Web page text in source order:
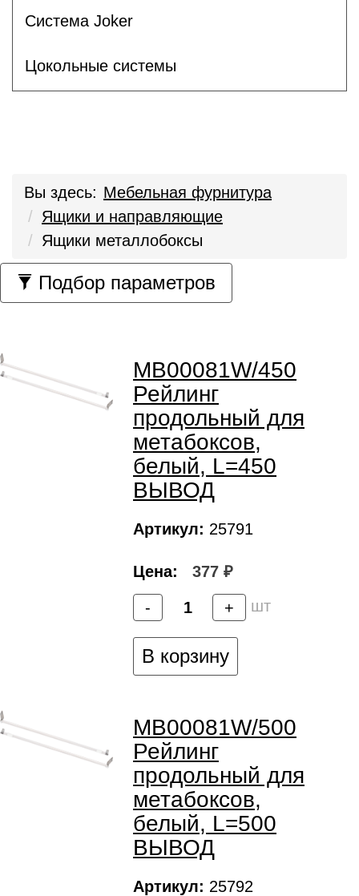
Система Joker
Цокольные системы
Вы здесь: Мебельная фурнитура
Ящики и направляющие
Ящики металлобоксы
Подбор параметров
MB00081W/450
Рейлинг
продольный для
метабоксов,
белый, L=450
ВЫВОД
Артикул: 25791
Цена: 377 ₽
- + шт
В корзину
MB00081W/500
Рейлинг
продольный для
метабоксов,
белый, L=500
ВЫВОД
Артикул: 25792